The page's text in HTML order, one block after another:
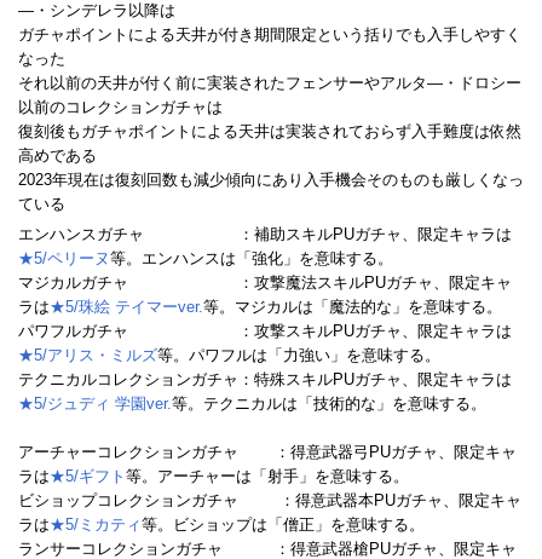
―・シンデレラ以降は
ガチャポイントによる天井が付き期間限定という括りでも入手しやすく
なった
それ以前の天井が付く前に実装されたフェンサーやアルタ―・ドロシー
以前のコレクションガチャは
復刻後もガチャポイントによる天井は実装されておらず入手難度は依然
高めである
2023年現在は復刻回数も減少傾向にあり入手機会そのものも厳しくなっ
ている
エンハンスガチャ ：補助スキルPUガチャ、限定キャラは
★5/ペリーヌ等。エンハンスは「強化」を意味する。
マジカルガチャ ：攻撃魔法スキルPUガチャ、限定キャ
ラは★5/珠絵 テイマーver.等。マジカルは「魔法的な」を意味する。
パワフルガチャ ：攻撃スキルPUガチャ、限定キャラは
★5/アリス・ミルズ等。パワフルは「力強い」を意味する。
テクニカルコレクションガチャ：特殊スキルPUガチャ、限定キャラは
★5/ジュディ 学園ver.等。テクニカルは「技術的な」を意味する。
アーチャーコレクションガチャ ：得意武器弓PUガチャ、限定キャ
ラは★5/ギフト 等。アーチャーは「射手」を意味する。
ビショップコレクションガチャ ：得意武器本PUガチャ、限定キャ
ラは★5/ミカティ等。ビショップは「僧正」を意味する。
ランサーコレクションガチャ ：得意武器槍PUガチャ、限定キャ